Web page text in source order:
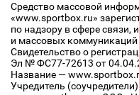
Средство массовой
«www.sportbox.ru»
по надзору в сфере связи,
и массовых
Свидетельство о
Эл № ФС77-72613 от
Название —
Учредитель